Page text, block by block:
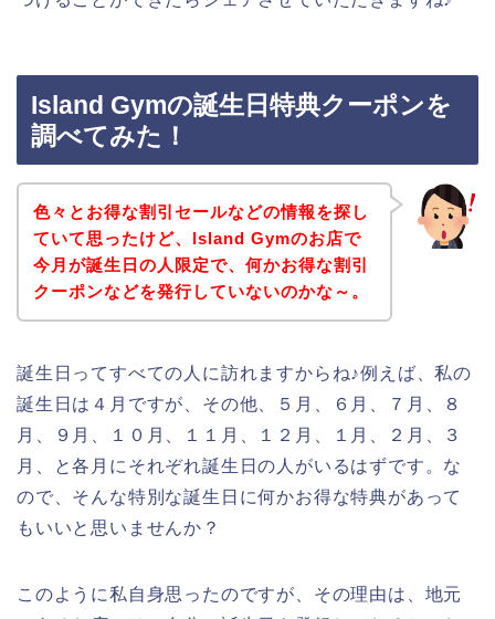
Island Gymの誕生日特典クーポンを
調べてみた！
色々とお得な割引セールなどの情報を探し
ていて思ったけど、Island Gymのお店で
今月が誕生日の人限定で、何かお得な割引
クーポンなどを発行していないのかな～。
誕生日ってすべての人に訪れますからね♪例えば、私の
誕生日は４月ですが、その他、５月、６月、７月、８
月、９月、１０月、１１月、１２月、１月、２月、３
月、と各月にそれぞれ誕生日の人がいるはずです。な
ので、そんな特別な誕生日に何かお得な特典があって
もいいと思いませんか？
このように私自身思ったのですが、その理由は、地元